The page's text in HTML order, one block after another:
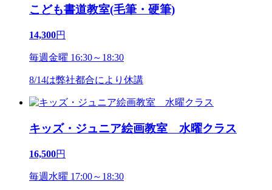
こども書道教室(毛筆・硬筆)
14,300円
毎週金曜 16:30～18:30
8/14は弊社都合により休講
キッズ・ジュニア絵画教室 水曜クラス
16,500円
毎週水曜 17:00～18:30